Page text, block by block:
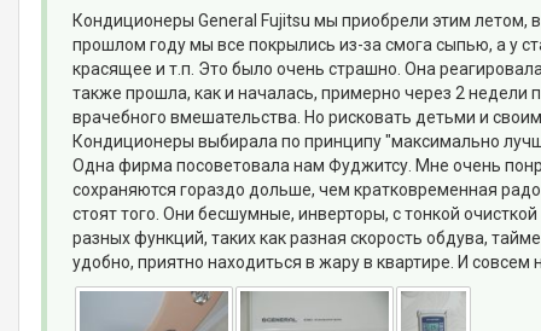
Кондиционеры General Fujitsu мы приобрели этим летом,
прошлом году мы все покрылись из-за смога сыпью, а у
красящее и т.п. Это было очень страшно. Она
также прошла, как и началась, примерно через 2 недели
врачебного вмешательства. Но рисковать детьми и
Кондиционеры выбирала по принципу "максимально
Одна фирма посоветовала нам Фуджитсу. Мне очень
сохраняются гораздо дольше, чем кратковременная
стоят того. Они бесшумные, инверторы, с тонкой
разных функций, таких как разная скорость обдува,
удобно, приятно находиться в жару в квартире. И совсем